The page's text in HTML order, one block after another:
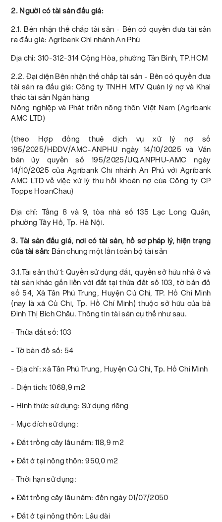
2. Người có tài sản đấu giá:
2.1. Bên nhận thế chấp tài sản - Bên có quyền đưa tài sản
ra đấu giá: Agribank Chi nhánh An Phú
Địa chỉ: 310-312-314 Cộng Hòa, phường Tân Bình, TP.HCM
2.2. Đại diện Bên nhận thế chấp tài sản - Bên có quyền đưa
tài sản ra đấu giá: Công ty TNHH MTV Quản lý nợ và Khai
thác tài sản Ngân hàng
Nông nghiệp và Phát triển nông thôn Việt Nam (Agribank
AMC LTD)
(theo Hợp đồng thuê dịch vụ xử lý nợ số
195/2025/HĐDV/AMC-ANPHU ngày 14/10/2025 và Văn
bản ủy quyền số 195/2025/UQ.ANPHU-AMC ngày
14/10/2025 của Agribank Chi nhánh An Phú với Agribank
AMC LTD về việc xử lý thu hồi khoản nợ của Công ty CP
Topps HoanChau)
Địa chỉ: Tầng 8 và 9, tòa nhà số 135 Lạc Long Quân,
phường Tây Hồ, Tp. Hà Nội.
3. Tài sản đấu giá, nơi có tài sản, hồ sơ pháp lý, hiện trạng
của tài sản: Bán chung một lần toàn bộ tài sản
3.1.Tài sản thứ 1: Quyền sử dụng đất, quyền sở hữu nhà ở và
tài sản khác gắn liền với đất tại thửa đất số 103, tờ bản đồ
số 54, Xã Tân Phú Trung, Huyện Củ Chi, TP. Hồ Chí Minh
(nay là xã Củ Chi, Tp. Hồ Chí Minh) thuộc sở hữu của bà
Đinh Thị Bích Châu. Thông tin tài sản cụ thể như sau.
- Thửa đất số: 103
- Tờ bản đồ số: 54
- Địa chỉ: xã Tân Phú Trung, Huyện Củ Chi, Tp. Hồ Chí Minh
- Diện tích: 1068,9 m2
- Hình thức sử dụng: Sử dụng riêng
- Mục đích sử dụng:
+ Đất trồng cây lâu năm: 118,9 m2
+ Đất ở tại nông thôn: 950,0 m2
- Thời hạn sử dụng:
+ Đất trồng cây lâu năm: đến ngày 01/07/2050
+ Đất ở tại nông thôn: Lâu dài